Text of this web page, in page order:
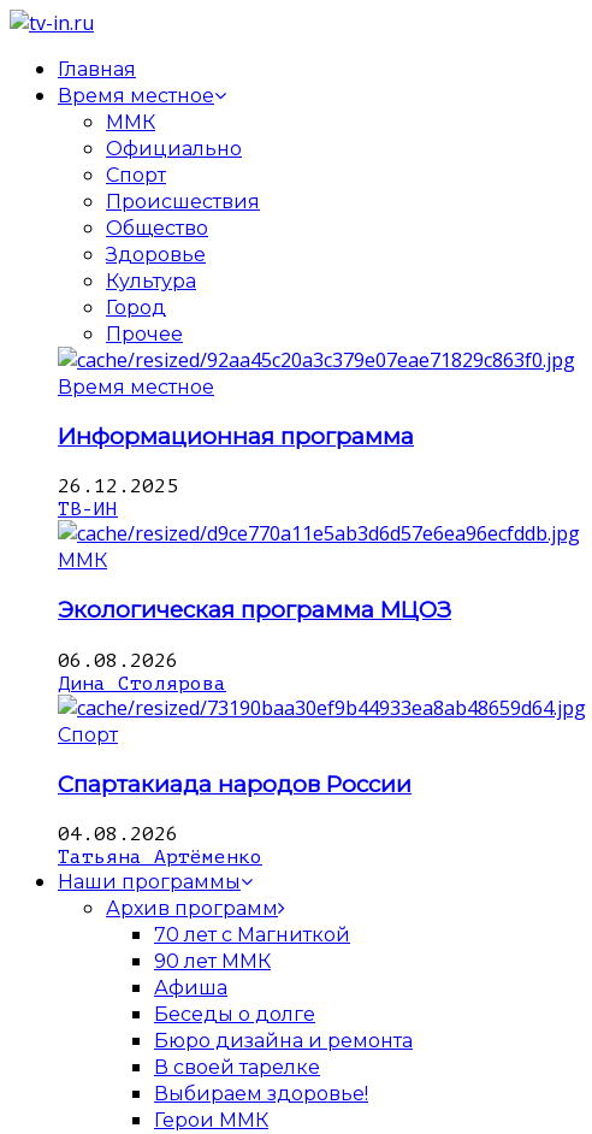
Главная
Время местное
ММК
Официально
Спорт
Происшествия
Общество
Здоровье
Культура
Город
Прочее
Время местное
Информационная программа
26.12.2025
ТВ-ИН
ММК
Экологическая программа МЦОЗ
06.08.2026
Дина Столярова
Спорт
Спартакиада народов России
04.08.2026
Татьяна Артёменко
Наши программы
Архив программ
70 лет с Магниткой
90 лет ММК
Афиша
Беседы о долге
Бюро дизайна и ремонта
В своей тарелке
Выбираем здоровье!
Герои ММК